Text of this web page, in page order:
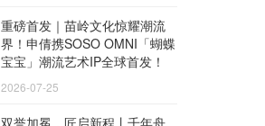
重磅首发｜苗岭文化惊耀潮流
界！申倩携SOSO OMNI「蝴蝶
宝宝」潮流艺术IP全球首发！
2026-07-25